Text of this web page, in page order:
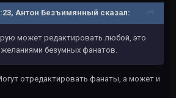
Антон Безъимянный сказал:
может редактировать любой, это
безумных фанатов.
отредактировать фанаты, а может и